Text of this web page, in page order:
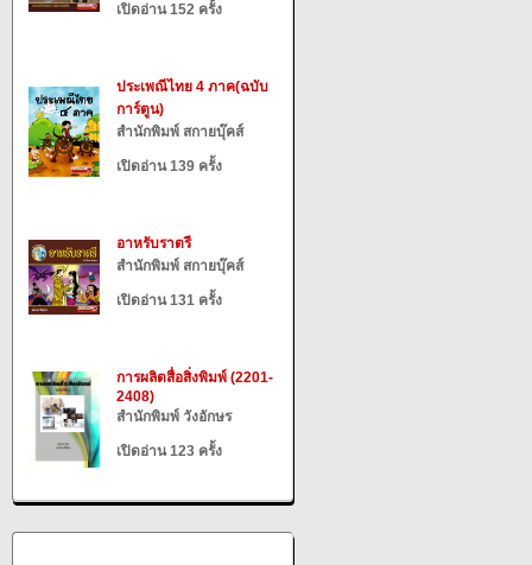
เปิดอ่าน 152 ครั้ง
ประเพณีไทย 4 ภาค(ฉบับ
การ์ตูน)
สำนักพิมพ์ สกายบุ๊คส์
เปิดอ่าน 139 ครั้ง
อาหรับราตรี
สำนักพิมพ์ สกายบุ๊คส์
เปิดอ่าน 131 ครั้ง
การผลิตสื่อสิ่งพิมพ์ (2201-
2408)
สำนักพิมพ์ วังอักษร
เปิดอ่าน 123 ครั้ง